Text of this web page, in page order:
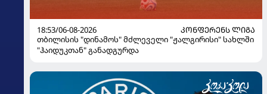
18:53/06-08-2026
ᲙᲝᲜᲤᲔᲠᲔᲜᲡ ᲚᲘᲒᲐ
თბილისის "დინამოს" მძლეველი "ჟალგირისი" სახლში
"ჰაიდუკთან" განადგურდა